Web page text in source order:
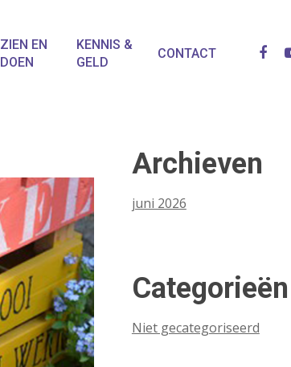
ZIEN EN
DOEN
KENNIS &
GELD
CONTACT
Archieven
juni 2026
Categorieën
Niet gecategoriseerd